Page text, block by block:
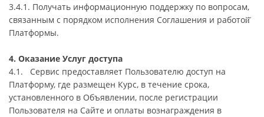
3.4.1. Получать информационную поддержку по вопросам,
связанным с порядком исполнения Соглашения и работой̆
Платформы.
4. Оказание Услуг доступа
4.1. Сервис предоставляет Пользователю доступ на
Платформу, где размещен Курс, в течение срока,
установленного в Объявлении, после регистрации
Пользователя на Сайте и оплаты вознаграждения в